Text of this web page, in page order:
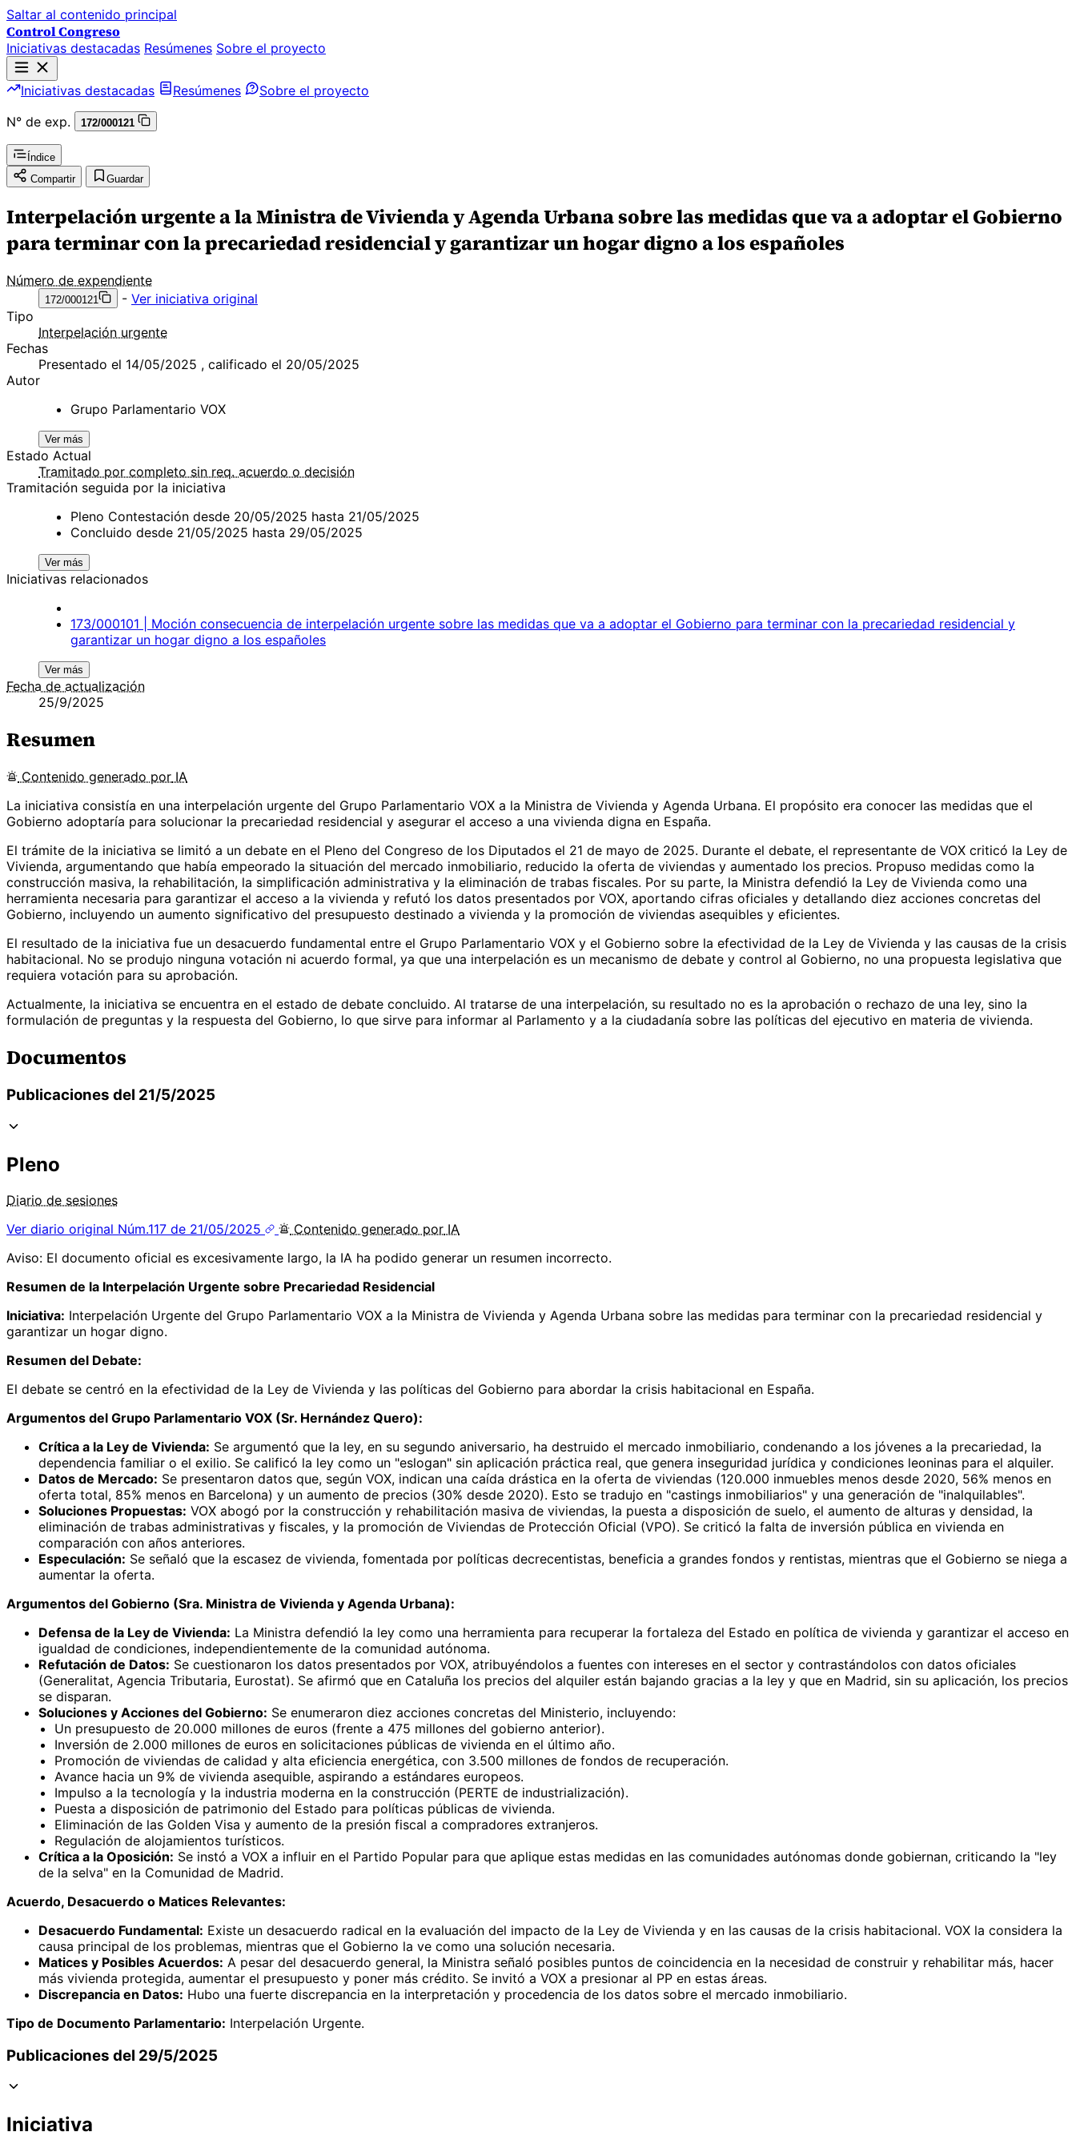
Saltar al contenido principal
Control Congreso
Iniciativas destacadas Resúmenes Sobre el proyecto
Iniciativas destacadas Resúmenes
Sobre el proyecto
N° de exp.
172/000121
Índice
Compartir
Guardar
Interpelación urgente a la Ministra de Vivienda y Agenda Urbana sobre las medidas que va a adoptar el Gobierno
para terminar con la precariedad residencial y garantizar un hogar digno a los españoles
Número de expendiente
172/000121 - Ver iniciativa original
Tipo
Interpelación urgente
Fechas
Presentado el 14/05/2025 , calificado el 20/05/2025
Autor
Grupo Parlamentario VOX
Ver más
Estado Actual
Tramitado por completo sin req. acuerdo o decisión
Tramitación seguida por la iniciativa
Pleno Contestación desde 20/05/2025 hasta 21/05/2025
Concluido desde 21/05/2025 hasta 29/05/2025
Ver más
Iniciativas relacionados
173/000101 | Moción consecuencia de interpelación urgente sobre las medidas que va a adoptar el Gobierno para terminar con la precariedad residencial y
garantizar un hogar digno a los españoles
Ver más
Fecha de actualización
25/9/2025
Resumen
Contenido generado por IA
La iniciativa consistía en una interpelación urgente del Grupo Parlamentario VOX a la Ministra de Vivienda y Agenda Urbana. El propósito era conocer las medidas que el
Gobierno adoptaría para solucionar la precariedad residencial y asegurar el acceso a una vivienda digna en España.
El trámite de la iniciativa se limitó a un debate en el Pleno del Congreso de los Diputados el 21 de mayo de 2025. Durante el debate, el representante de VOX criticó la Ley de
Vivienda, argumentando que había empeorado la situación del mercado inmobiliario, reducido la oferta de viviendas y aumentado los precios. Propuso medidas como la
construcción masiva, la rehabilitación, la simplificación administrativa y la eliminación de trabas fiscales. Por su parte, la Ministra defendió la Ley de Vivienda como una
herramienta necesaria para garantizar el acceso a la vivienda y refutó los datos presentados por VOX, aportando cifras oficiales y detallando diez acciones concretas del
Gobierno, incluyendo un aumento significativo del presupuesto destinado a vivienda y la promoción de viviendas asequibles y eficientes.
El resultado de la iniciativa fue un desacuerdo fundamental entre el Grupo Parlamentario VOX y el Gobierno sobre la efectividad de la Ley de Vivienda y las causas de la crisis
habitacional. No se produjo ninguna votación ni acuerdo formal, ya que una interpelación es un mecanismo de debate y control al Gobierno, no una propuesta legislativa que
requiera votación para su aprobación.
Actualmente, la iniciativa se encuentra en el estado de debate concluido. Al tratarse de una interpelación, su resultado no es la aprobación o rechazo de una ley, sino la
formulación de preguntas y la respuesta del Gobierno, lo que sirve para informar al Parlamento y a la ciudadanía sobre las políticas del ejecutivo en materia de vivienda.
Documentos
Publicaciones del 21/5/2025
Pleno
Diario de sesiones
Ver diario original Núm.117 de 21/05/2025 Contenido generado por IA
Aviso: El documento oficial es excesivamente largo, la IA ha podido generar un resumen incorrecto.
Resumen de la Interpelación Urgente sobre Precariedad Residencial
Iniciativa: Interpelación Urgente del Grupo Parlamentario VOX a la Ministra de Vivienda y Agenda Urbana sobre las medidas para terminar con la precariedad residencial y
garantizar un hogar digno.
Resumen del Debate:
El debate se centró en la efectividad de la Ley de Vivienda y las políticas del Gobierno para abordar la crisis habitacional en España.
Argumentos del Grupo Parlamentario VOX (Sr. Hernández Quero):
Crítica a la Ley de Vivienda: Se argumentó que la ley, en su segundo aniversario, ha destruido el mercado inmobiliario, condenando a los jóvenes a la precariedad, la
dependencia familiar o el exilio. Se calificó la ley como un "eslogan" sin aplicación práctica real, que genera inseguridad jurídica y condiciones leoninas para el alquiler.
Datos de Mercado: Se presentaron datos que, según VOX, indican una caída drástica en la oferta de viviendas (120.000 inmuebles menos desde 2020, 56% menos en
oferta total, 85% menos en Barcelona) y un aumento de precios (30% desde 2020). Esto se tradujo en "castings inmobiliarios" y una generación de "inalquilables".
Soluciones Propuestas: VOX abogó por la construcción y rehabilitación masiva de viviendas, la puesta a disposición de suelo, el aumento de alturas y densidad, la
eliminación de trabas administrativas y fiscales, y la promoción de Viviendas de Protección Oficial (VPO). Se criticó la falta de inversión pública en vivienda en
comparación con años anteriores.
Especulación: Se señaló que la escasez de vivienda, fomentada por políticas decrecentistas, beneficia a grandes fondos y rentistas, mientras que el Gobierno se niega a
aumentar la oferta.
Argumentos del Gobierno (Sra. Ministra de Vivienda y Agenda Urbana):
Defensa de la Ley de Vivienda: La Ministra defendió la ley como una herramienta para recuperar la fortaleza del Estado en política de vivienda y garantizar el acceso en
igualdad de condiciones, independientemente de la comunidad autónoma.
Refutación de Datos: Se cuestionaron los datos presentados por VOX, atribuyéndolos a fuentes con intereses en el sector y contrastándolos con datos oficiales
(Generalitat, Agencia Tributaria, Eurostat). Se afirmó que en Cataluña los precios del alquiler están bajando gracias a la ley y que en Madrid, sin su aplicación, los precios
se disparan.
Soluciones y Acciones del Gobierno: Se enumeraron diez acciones concretas del Ministerio, incluyendo:
Un presupuesto de 20.000 millones de euros (frente a 475 millones del gobierno anterior).
Inversión de 2.000 millones de euros en solicitaciones públicas de vivienda en el último año.
Promoción de viviendas de calidad y alta eficiencia energética, con 3.500 millones de fondos de recuperación.
Avance hacia un 9% de vivienda asequible, aspirando a estándares europeos.
Impulso a la tecnología y la industria moderna en la construcción (PERTE de industrialización).
Puesta a disposición de patrimonio del Estado para políticas públicas de vivienda.
Eliminación de las Golden Visa y aumento de la presión fiscal a compradores extranjeros.
Regulación de alojamientos turísticos.
Crítica a la Oposición: Se instó a VOX a influir en el Partido Popular para que aplique estas medidas en las comunidades autónomas donde gobiernan, criticando la "ley
de la selva" en la Comunidad de Madrid.
Acuerdo, Desacuerdo o Matices Relevantes:
Desacuerdo Fundamental: Existe un desacuerdo radical en la evaluación del impacto de la Ley de Vivienda y en las causas de la crisis habitacional. VOX la considera la
causa principal de los problemas, mientras que el Gobierno la ve como una solución necesaria.
Matices y Posibles Acuerdos: A pesar del desacuerdo general, la Ministra señaló posibles puntos de coincidencia en la necesidad de construir y rehabilitar más, hacer
más vivienda protegida, aumentar el presupuesto y poner más crédito. Se invitó a VOX a presionar al PP en estas áreas.
Discrepancia en Datos: Hubo una fuerte discrepancia en la interpretación y procedencia de los datos sobre el mercado inmobiliario.
Tipo de Documento Parlamentario: Interpelación Urgente.
Publicaciones del 29/5/2025
Iniciativa